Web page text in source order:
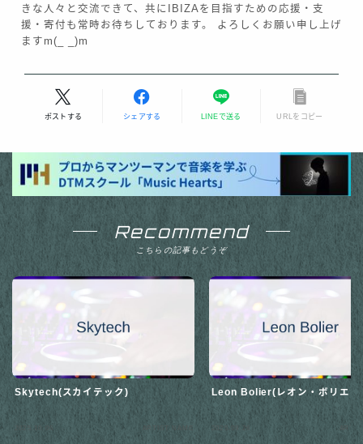
きな人々と交流できて、共にIBIZAを目指すための応援・支
援・寄付も常時お待ちしております。 よろしくお願い申し上げ
ますm(_ _)m
ポストする シェアする LINEで送る URLをコピー
Recommend
こちらの記事もどうぞ
Skytech(スカイテック) Leon Bolier(レオン・ボリエラ
2025.09.26